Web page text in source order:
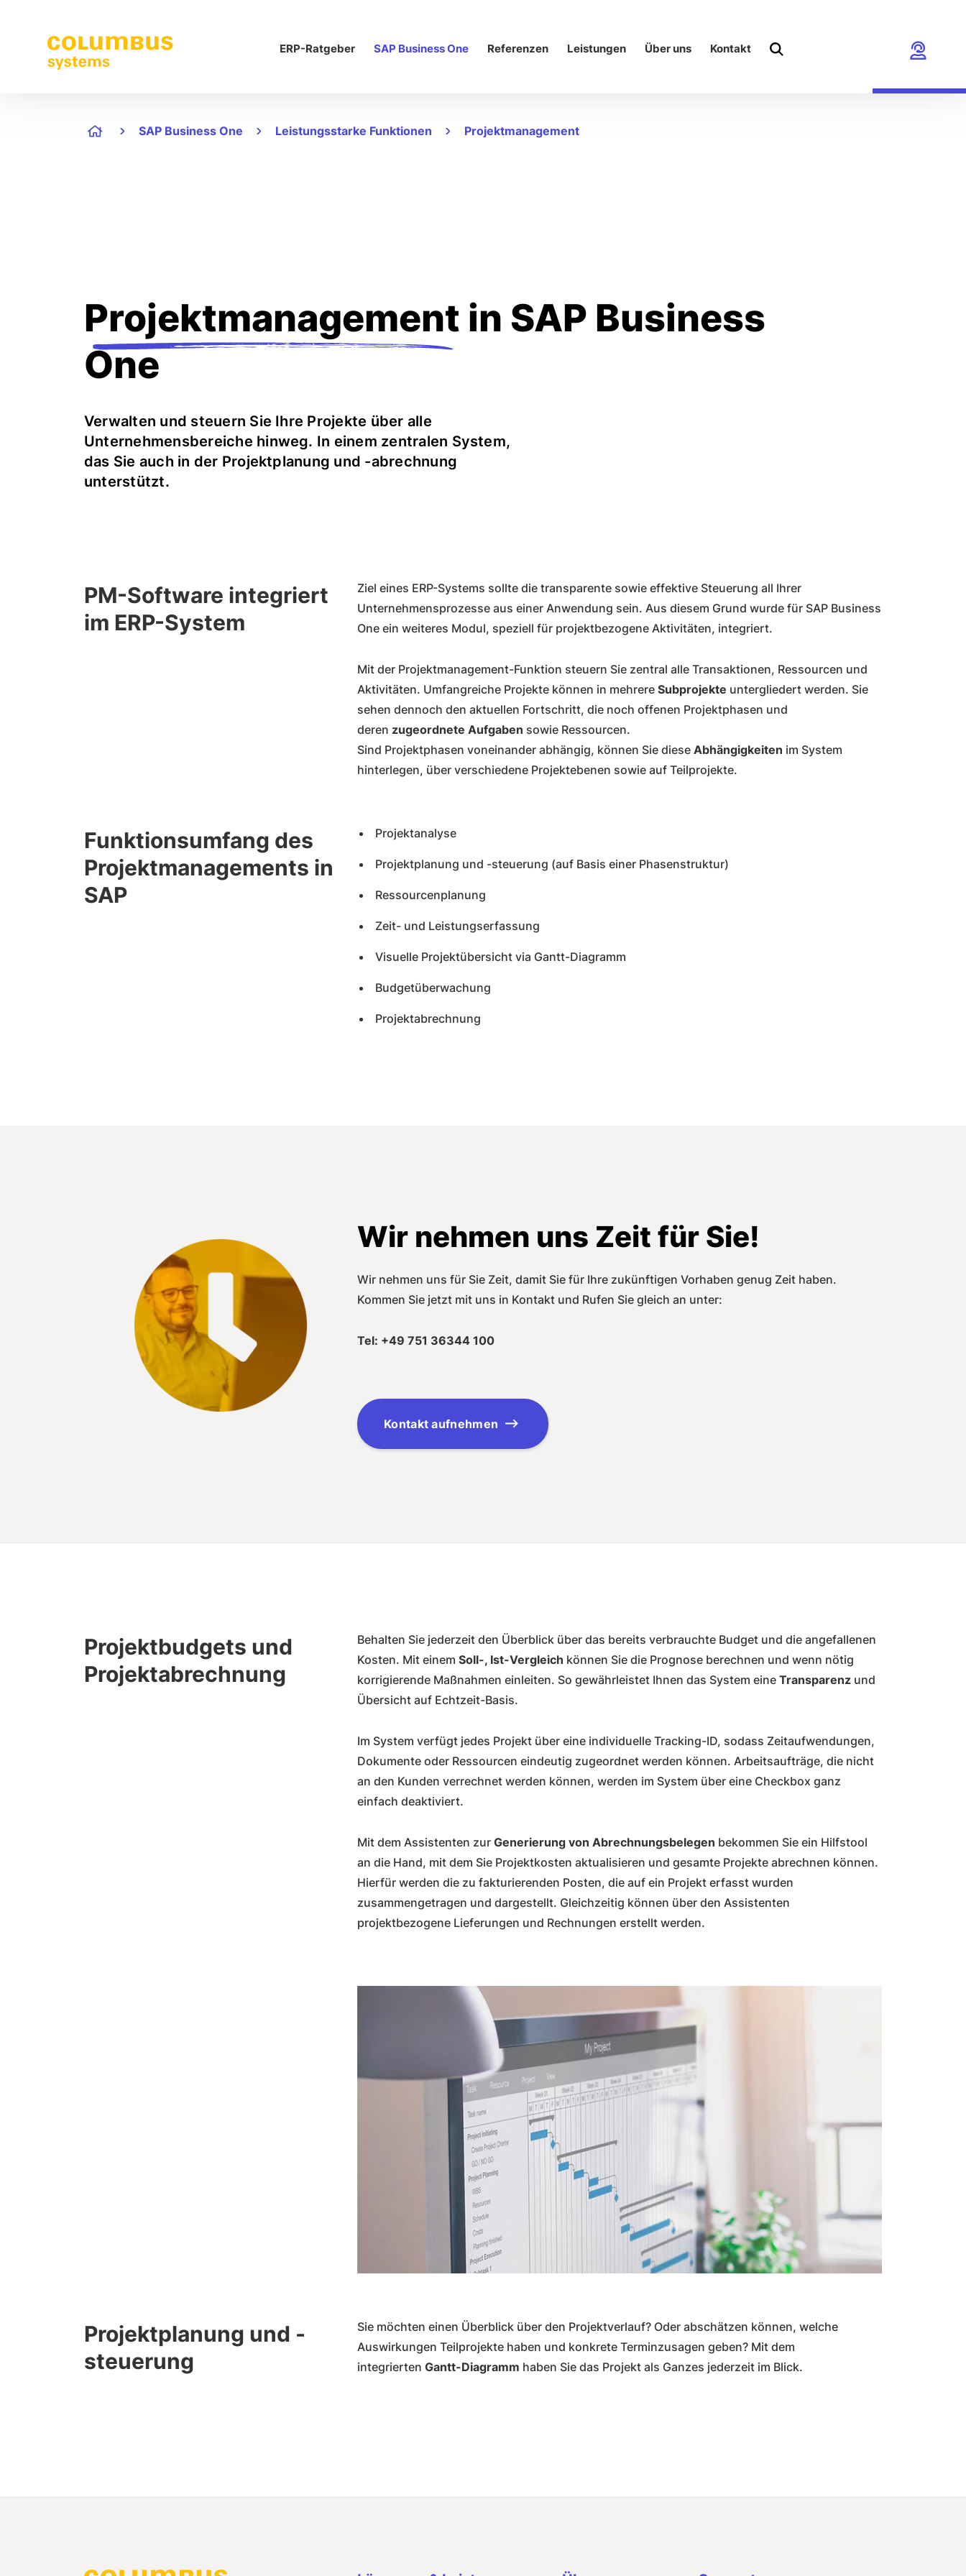
ERP-Ratgeber SAP Business One Referenzen Leistungen Über uns Kontakt
SAP Business One Leistungsstarke Funktionen Projektmanagement
Projektmanagement in SAP Business
One
Verwalten und steuern Sie Ihre Projekte über alle
Unternehmensbereiche hinweg. In einem zentralen System,
das Sie auch in der Projektplanung und -abrechnung
unterstützt.
PM-Software integriert
im ERP-System
Ziel eines ERP-Systems sollte die transparente sowie effektive Steuerung all Ihrer
Unternehmensprozesse aus einer Anwendung sein. Aus diesem Grund wurde für SAP Business
One ein weiteres Modul, speziell für projektbezogene Aktivitäten, integriert.
Mit der Projektmanagement-Funktion steuern Sie zentral alle Transaktionen, Ressourcen und
Aktivitäten. Umfangreiche Projekte können in mehrere Subprojekte untergliedert werden. Sie
sehen dennoch den aktuellen Fortschritt, die noch offenen Projektphasen und
deren zugeordnete Aufgaben sowie Ressourcen.
Sind Projektphasen voneinander abhängig, können Sie diese Abhängigkeiten im System
hinterlegen, über verschiedene Projektebenen sowie auf Teilprojekte.
Funktionsumfang des
Projektmanagements in
SAP
Projektanalyse
Projektplanung und -steuerung (auf Basis einer Phasenstruktur)
Ressourcenplanung
Zeit- und Leistungserfassung
Visuelle Projektübersicht via Gantt-Diagramm
Budgetüberwachung
Projektabrechnung
Wir nehmen uns Zeit für Sie!
Wir nehmen uns für Sie Zeit, damit Sie für Ihre zukünftigen Vorhaben genug Zeit haben.
Kommen Sie jetzt mit uns in Kontakt und Rufen Sie gleich an unter:
Tel: +49 751 36344 100
Kontakt aufnehmen
Projektbudgets und
Projektabrechnung
Behalten Sie jederzeit den Überblick über das bereits verbrauchte Budget und die angefallenen
Kosten. Mit einem Soll-, Ist-Vergleich können Sie die Prognose berechnen und wenn nötig
korrigierende Maßnahmen einleiten. So gewährleistet Ihnen das System eine Transparenz und
Übersicht auf Echtzeit-Basis.
Im System verfügt jedes Projekt über eine individuelle Tracking-ID, sodass Zeitaufwendungen,
Dokumente oder Ressourcen eindeutig zugeordnet werden können. Arbeitsaufträge, die nicht
an den Kunden verrechnet werden können, werden im System über eine Checkbox ganz
einfach deaktiviert.
Mit dem Assistenten zur Generierung von Abrechnungsbelegen bekommen Sie ein Hilfstool
an die Hand, mit dem Sie Projektkosten aktualisieren und gesamte Projekte abrechnen können.
Hierfür werden die zu fakturierenden Posten, die auf ein Projekt erfasst wurden
zusammengetragen und dargestellt. Gleichzeitig können über den Assistenten
projektbezogene Lieferungen und Rechnungen erstellt werden.
Projektplanung und -
steuerung
Sie möchten einen Überblick über den Projektverlauf? Oder abschätzen können, welche
Auswirkungen Teilprojekte haben und konkrete Terminzusagen geben? Mit dem
integrierten Gantt-Diagramm haben Sie das Projekt als Ganzes jederzeit im Blick.